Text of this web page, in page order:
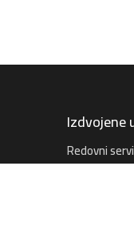
Izdvojene
Redovni
filtera i